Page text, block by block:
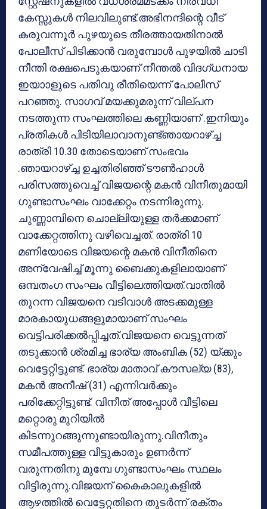
കേസ്സുകള്‍ നിലവിലുണ്ട്.അഭിനന്ദിന്റെ വീട്
കരുവന്നൂര്‍ പുഴയുടെ തീരത്തായതിനാല്‍
പോലീസ് പിടിക്കാന്‍ വരുമ്പോള്‍ പുഴയില്‍ ചാടി
നീന്തി രക്ഷപെടുകയാണ് നീന്തല്‍ വിദഗ്ധനായ
ഇയാാളുടെ പതിവു രീതിയെന്ന് പോലീസ്
പറഞ്ഞു. സാഗവ് മയക്കുമരുന്ന് വില്പന
നടത്തുന്ന സംഘത്തിലെ കണ്ണിയാണ് .ഇനിയും
പ്രതികൾ പിടിയിലാവാനുണ്ട്ഞായറാഴ്ച്ച
രാത്രി 10.30 തോടെയാണ് സംഭവം
.ഞായറാഴ്ച്ച ഉച്ചതിരിഞ്ഞ് ടൗണ്‍ഹാള്‍
പരിസത്തുവെച്ച് വിജയന്റെ മകന്‍ വിനീതുമായി
ഗുണ്ടാസംഘം വാക്കേറ്റം നടന്നിരുന്നു.
ചുണ്ണാമ്പിനെ ചൊല്ലിയുള്ള തര്‍ക്കമാണ്
വാക്കേറ്റത്തിനു വഴിവെച്ചത്. രാത്രി 10
മണിയോടെ വിജയന്റെ മകന്‍ വിനീതിനെ
അന്വേഷിച്ച് മൂന്നു ബൈക്കുകളിലായാണ്
ഒമ്പതംഗ സംഘം വീട്ടിലെത്തിയത്.വാതില്‍
തുറന്ന വിജയനെ വടിവാള്‍ അടക്കമുള്ള
മാരകായുധങ്ങളുമായാണ് സംഘം
വെട്ടിപരിക്കല്‍പ്പിച്ചത്.വിജയനെ വെട്ടുന്നത്
തടുക്കാന്‍ ശ്രമിച്ച ഭാര്യ അംബിക (52) യ്ക്കും
വെട്ടേറ്റിട്ടുണ്ട്. ഭാര്യ മാതാവ് കൗസല്യ (83),
മകന്‍ അനീഷ് (31) എന്നിവര്‍ക്കും
പരിക്കേറ്റിട്ടുണ്ട്. വിനീത് അപ്പോള്‍ വീട്ടിലെ
മറ്റൊരു മുറിയില്‍
കിടന്നുറങ്ങുന്നുണ്ടായിരുന്നു.വിനീതും
സമീപത്തുള്ള വീട്ടുകാരും ഉണര്‍ന്ന്
വരുന്നതിനു മുമ്പേ ഗുണ്ടാസംഘം സ്ഥലം
വിട്ടിരുന്നു.വിജയന് കൈകാലുകളില്‍
ആഴത്തില്‍ വെട്ടേറ്റതിനെ തുടര്‍ന്ന് രക്തം